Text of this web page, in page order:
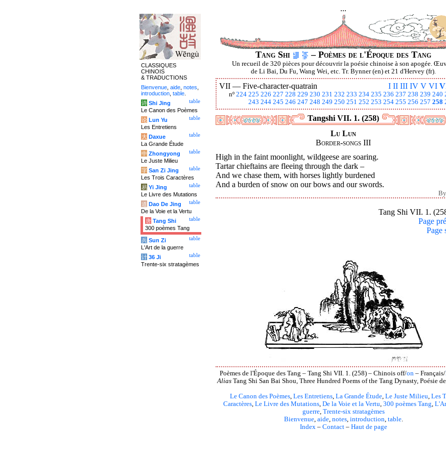
...
Tang Shi – Poèmes de l'Époque des Tang
Un recueil de 320 pièces pour découvrir la poésie chinoise à son apogée.
de Li Bai, Du Fu, Wang Wei, etc. Tr. Bynner (en) et 21 d'Hervey (fr).
I II III IV V VI
VII — Five-character-quatrain
nº 224 225 226 227 228 229 230 231 232 233 234 235 236 237 238 239 240
243 244 245 246 247 248 249 250 251 252 253 254 255 256 257 258
Tangshi VII. 1. (258)
Lu Lun
Border-songs III
High in the faint moonlight, wildgeese are soaring.
Tartar chieftains are fleeing through the dark –
And we chase them, with horses lightly burdened
And a burden of snow on our bows and our swords.
Tang Shi VII. 1.
Page
Page
Poèmes de l'Époque des Tang – Tang Shi VII. 1. (258) – Chinois off/on – Français/
Alias Tang Shi San Bai Shou, Three Hundred Poems of the Tang Dynasty, Poésie
Le Canon des Poèmes, Les Entretiens, La Grande Étude, Le Juste Milieu, Les
Caractères, Le Livre des Mutations, De la Voie et la Vertu, 300 poèmes Tang,
guerre, Trente-six stratagèmes
Bienvenue, aide, notes, introduction, table.
Index– Contact– Haut de page
CLASSIQUES
CHINOIS
& TRADUCTIONS
Bienvenue aide notes
introduction table
table
诗 Shi Jing
Le Canon des Poèmes
table
论 Lun Yu
Les Entretiens
table
大 Daxue
La Grande Étude
table
中 Zhongyong
Le Juste Milieu
table
字 San Zi Jing
Les Trois Caractères
table
易 Yi Jing
Le Livre des Mutations
table
道 Dao De Jing
De la Voie et la Vertu
table
唐 Tang Shi
300 poèmes Tang
table
兵 Sun Zi
L'Art de la guerre
table
计 36 Ji
Trente-six stratagèmes